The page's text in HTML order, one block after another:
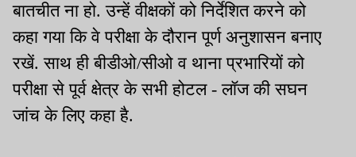
बातचीत ना हो. उन्हें वीक्षकों को निर्देशित करने को
कहा गया कि वे परीक्षा के दौरान पूर्ण अनुशासन बनाए
रखें. साथ ही बीडीओ/सीओ व थाना प्रभारियों को
परीक्षा से पूर्व क्षेत्र के सभी होटल - लॉज की सघन
जांच के लिए कहा है.